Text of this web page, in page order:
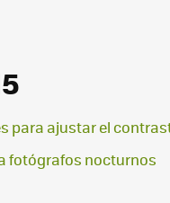
para ajustar el
fotógrafos nocturnos